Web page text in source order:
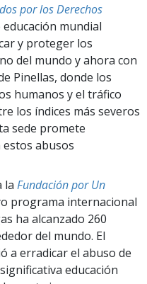
por los Derechos
mundial
y proteger los
del mundo y ahora con
Pinellas, donde los
humanos y el tráfico
los índices más severos
sede promete
abusos
la Fundación por Un
programa internacional
ha alcanzado 260
del mundo. El
a erradicar el abuso de
educación